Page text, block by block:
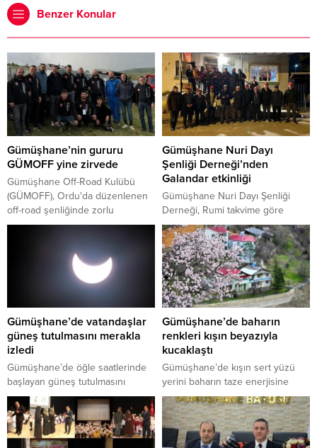
Benzer Konular
Gümüşhane’nin gururu
GÜMOFF yine zirvede
Gümüşhane Off-Road Kulübü
(GÜMOFF), Ordu'da düzenlenen
off-road şenliğinde zorlu
parkurlarda mücadele ederek 2
Gümüşhane Nuri Dayı
Şenliği Derneği’nden
Galandar etkinliği
Gümüşhane Nuri Dayı Şenliği
Derneği, Rumi takvime göre
yılbaşı olan Galandar gecesinde
program düzenledi.
Gümüşhane’de vatandaşlar
güneş tutulmasını merakla
izledi
Gümüşhane’de öğle saatlerinde
başlayan güneş tutulmasını
kahvehaneler önünde oturan
yaşlı vatandaşların “Allah
güneşten ayırmasın” diyerek
meraklı gözlerle izlemesi renkli
Gümüşhane’de baharın
renkleri kışın beyazıyla
kucaklaştı
Gümüşhane’de kışın sert yüzü
yerini baharın taze enerjisine
bırakırken, Torul Barajı çevresinde
meyve ağaçları çiçeklerle bezenip
pembe bir örtü oluştururken,
şehrin yüksek zirveleri hala